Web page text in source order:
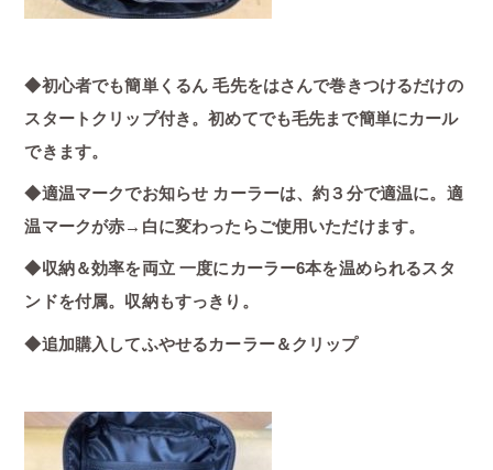
◆初心者でも簡単くるん 毛先をはさんで巻きつけるだけの
スタートクリップ付き。初めてでも毛先まで簡単にカール
できます。
◆適温マークでお知らせ カーラーは、約３分で適温に。適
温マークが赤→白に変わったらご使用いただけます。
◆収納＆効率を両立 一度にカーラー6本を温められるスタ
ンドを付属。収納もすっきり。
◆追加購入してふやせるカーラー＆クリップ